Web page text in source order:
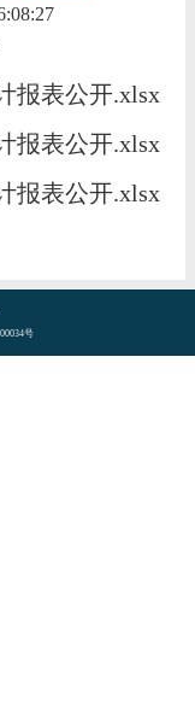
报表公开.xlsx
报表公开.xlsx
报表公开.xlsx
号